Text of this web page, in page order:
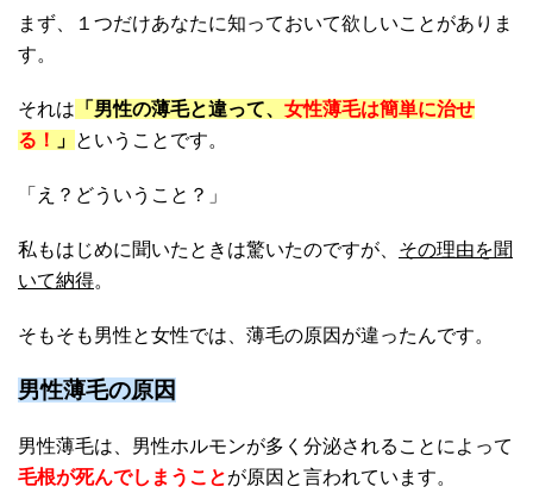
まず、１つだけあなたに知っておいて欲しいことがありま
す。
それは 「男性の薄毛と違って、 女性薄毛は簡単に治せ
る！
」 ということです。
「え？どういうこと？」
私もはじめに聞いたときは驚いたのですが、 その理由を聞
いて納得。
そもそも男性と女性では、薄毛の原因が違ったんです。
男性薄毛の原因
男性薄毛は、 男性ホルモンが多く分泌されることによって
毛根が死んでしまうことが原因と言われています。